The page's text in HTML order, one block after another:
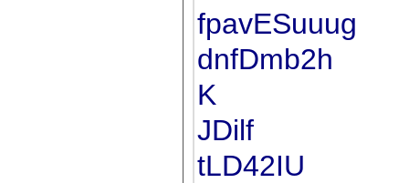
fpavESuuug
dnfDmb2h
K
JDilf
tLD42IU